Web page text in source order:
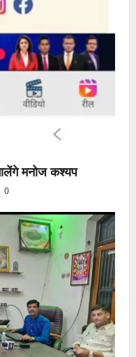
मनोज कश्यप
0